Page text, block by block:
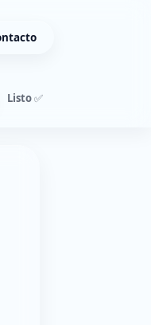
Listo ✅